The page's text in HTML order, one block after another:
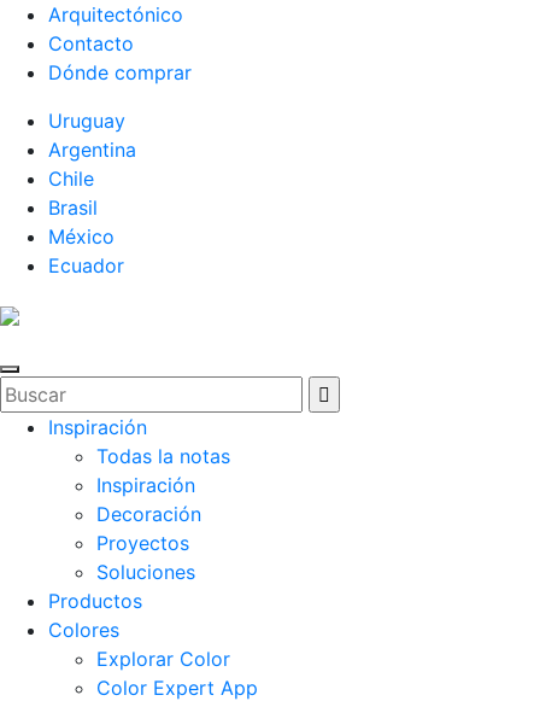
Arquitectónico
Contacto
Dónde comprar
Uruguay
Argentina
Chile
Brasil
México
Ecuador
Inspiración
Todas la notas
Inspiración
Decoración
Proyectos
Soluciones
Productos
Colores
Explorar Color
Color Expert App